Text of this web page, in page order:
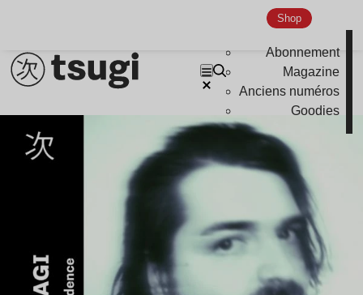
Shop
Abonnement
Magazine
Anciens numéros
Goodies